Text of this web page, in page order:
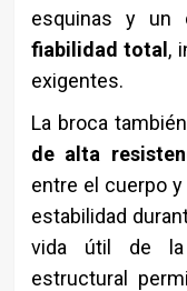
esquinas y un
fiabilidad total ,
exigentes.
La broca
de alta
entre el cuerpo
estabilidad
vida útil de la
estructural